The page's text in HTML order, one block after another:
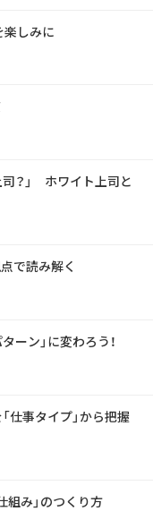
楽しみに
司？」 ホワイト上司と
で読み解く
ーン」に変わろう！
仕事タイプ」から把握
組み」のつくり方